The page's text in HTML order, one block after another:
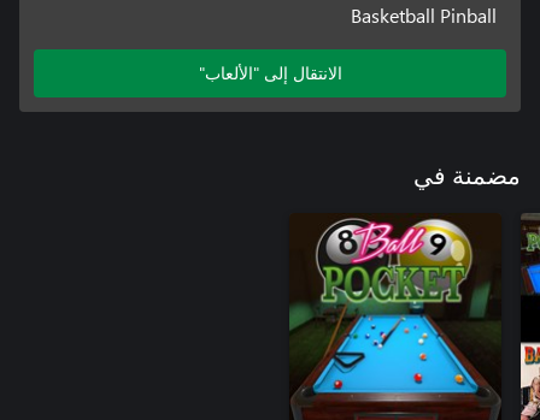
Basketball Pinball
الانتقال إلى "الألعاب"
مضمنة في